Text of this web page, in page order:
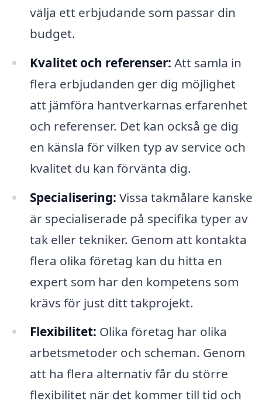
välja ett erbjudande som passar din
budget.
Kvalitet och referenser: Att samla in
flera erbjudanden ger dig möjlighet
att jämföra hantverkarnas erfarenhet
och referenser. Det kan också ge dig
en känsla för vilken typ av service och
kvalitet du kan förvänta dig.
Specialisering: Vissa takmålare kanske
är specialiserade på specifika typer av
tak eller tekniker. Genom att kontakta
flera olika företag kan du hitta en
expert som har den kompetens som
krävs för just ditt takprojekt.
Flexibilitet: Olika företag har olika
arbetsmetoder och scheman. Genom
att ha flera alternativ får du större
flexibilitet när det kommer till tid och